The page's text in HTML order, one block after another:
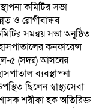
কমিটির সভা
ও রোগীবান্ধব
সমন্বয় সভা অনুষ্ঠিত
কনফারেন্স
৫ (সদর) আসনের
ব্যবস্থাপনা
ছিলেন স্বাস্থ্যসেবা
শরীফা হক অতিরিক্ত